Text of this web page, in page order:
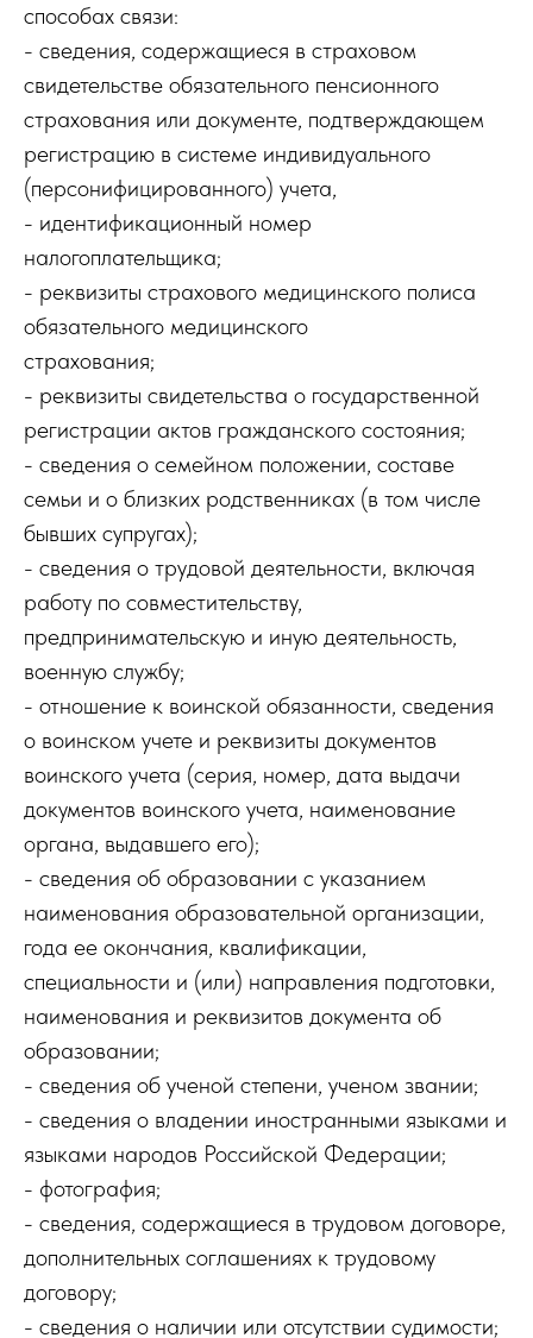
способах связи:
- сведения, содержащиеся в страховом
свидетельстве обязательного пенсионного
страхования или документе, подтверждающем
регистрацию в системе индивидуального
(персонифицированного) учета,
- идентификационный номер
налогоплательщика;
- реквизиты страхового медицинского полиса
обязательного медицинского
страхования;
- реквизиты свидетельства о государственной
регистрации актов гражданского состояния;
- сведения о семейном положении, составе
семьи и о близких родственниках (в том числе
бывших супругах);
- сведения о трудовой деятельности, включая
работу по совместительству,
предпринимательскую и иную деятельность,
военную службу;
- отношение к воинской обязанности, сведения
о воинском учете и реквизиты документов
воинского учета (серия, номер, дата выдачи
документов воинского учета, наименование
органа, выдавшего его);
- сведения об образовании с указанием
наименования образовательной организации,
года ее окончания, квалификации,
специальности и (или) направления подготовки,
наименования и реквизитов документа об
образовании;
- сведения об ученой степени, ученом звании;
- сведения о владении иностранными языками и
языками народов Российской Федерации;
- фотография;
- сведения, содержащиеся в трудовом договоре,
дополнительных соглашениях к трудовому
договору;
- сведения о наличии или отсутствии судимости;